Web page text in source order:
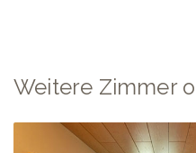
Weitere Zimmer